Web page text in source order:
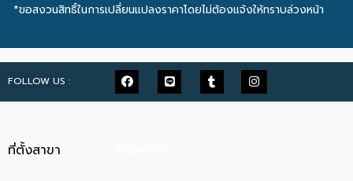
*ขอสงวนสิทธิ์ในการเปลี่ยนแปลงราคาโดยไม่ต้องแจ้งให้ทราบล่วงหน้า
FOLLOW US :
ที่ตั้งสาขา